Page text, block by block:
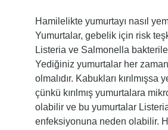
Hamilelikte yumurtayı nasıl
Yumurtalar, gebelik için risk
Listeria ve Salmonella
Yediğiniz yumurtalar her
olmalıdır. Kabukları kırılmışsa
çünkü kırılmış yumurtalara
olabilir ve bu yumurtalar
enfeksiyonuna neden olabilir.